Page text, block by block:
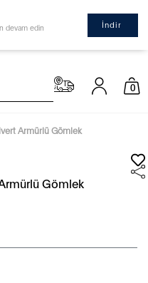
devam edin İndir
0
Armürlü Gömlek
Gömlek